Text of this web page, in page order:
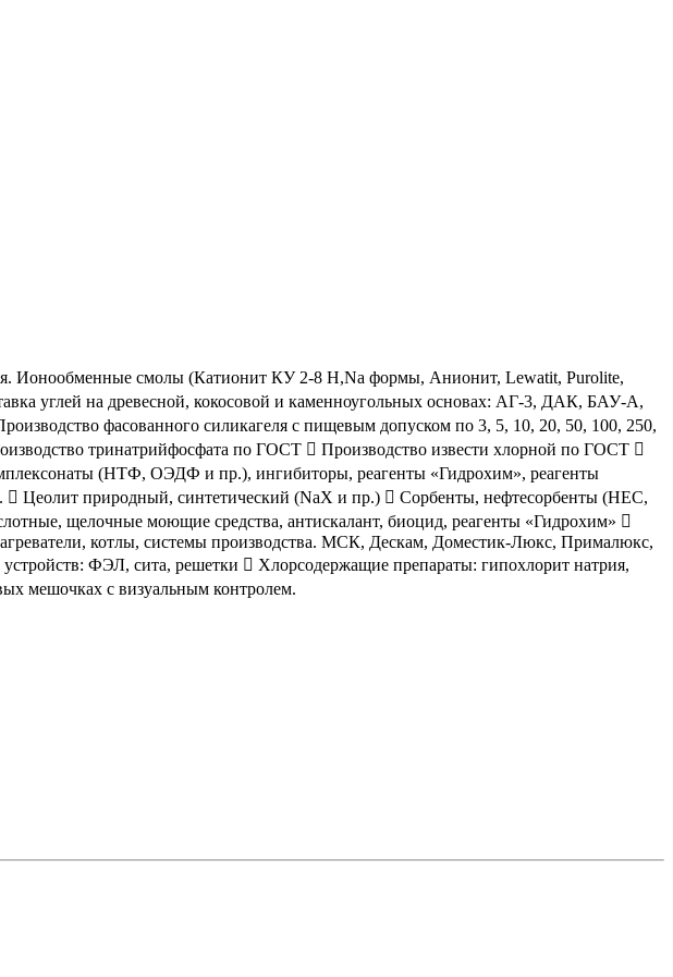
Ионообменные смолы (Катионит КУ 2-8 Н,Na формы, Анионит, Lewatit, Purolite,
углей на древесной, кокосовой и каменноугольных основах: АГ-3, ДАК, БАУ-А,
фасованного силикагеля с пищевым допуском по 3, 5, 10, 20, 50, 100, 250,
тринатрийфосфата по ГОСТ  Производство извести хлорной по ГОСТ 
(НТФ, ОЭДФ и пр.), ингибиторы, реагенты «Гидрохим», реагенты
 Цеолит природный, синтетический (NaX и пр.)  Сорбенты, нефтесорбенты (НЕС,
щелочные моющие средства, антискалант, биоцид, реагенты «Гидрохим» 
котлы, системы производства. МСК, Дескам, Доместик-Люкс, Прималюкс,
ФЭЛ, сита, решетки  Хлорсодержащие препараты: гипохлорит натрия,
мешочках с визуальным контролем.